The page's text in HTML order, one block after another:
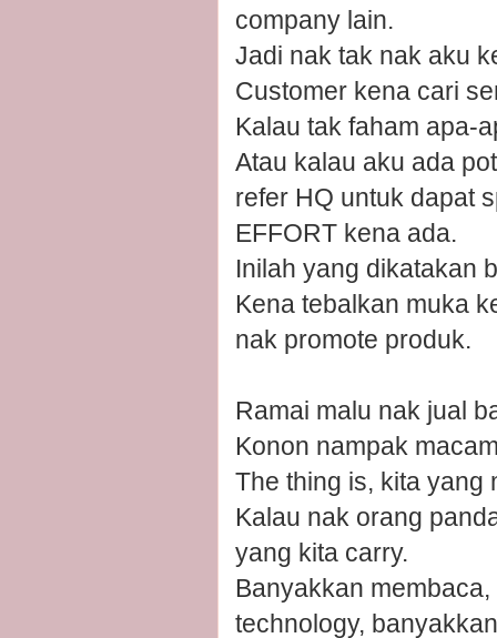
company lain.
Jadi nak tak nak aku
Customer kena cari
Kalau tak faham apa-
Atau kalau aku ada
refer HQ untuk dapat
EFFORT kena ada.
Inilah yang dikatakan
Kena tebalkan muka
nak promote produk.
Ramai malu nak jual
Konon nampak
The thing is, kita yang
Kalau nak orang
yang kita carry.
Banyakkan
technology,